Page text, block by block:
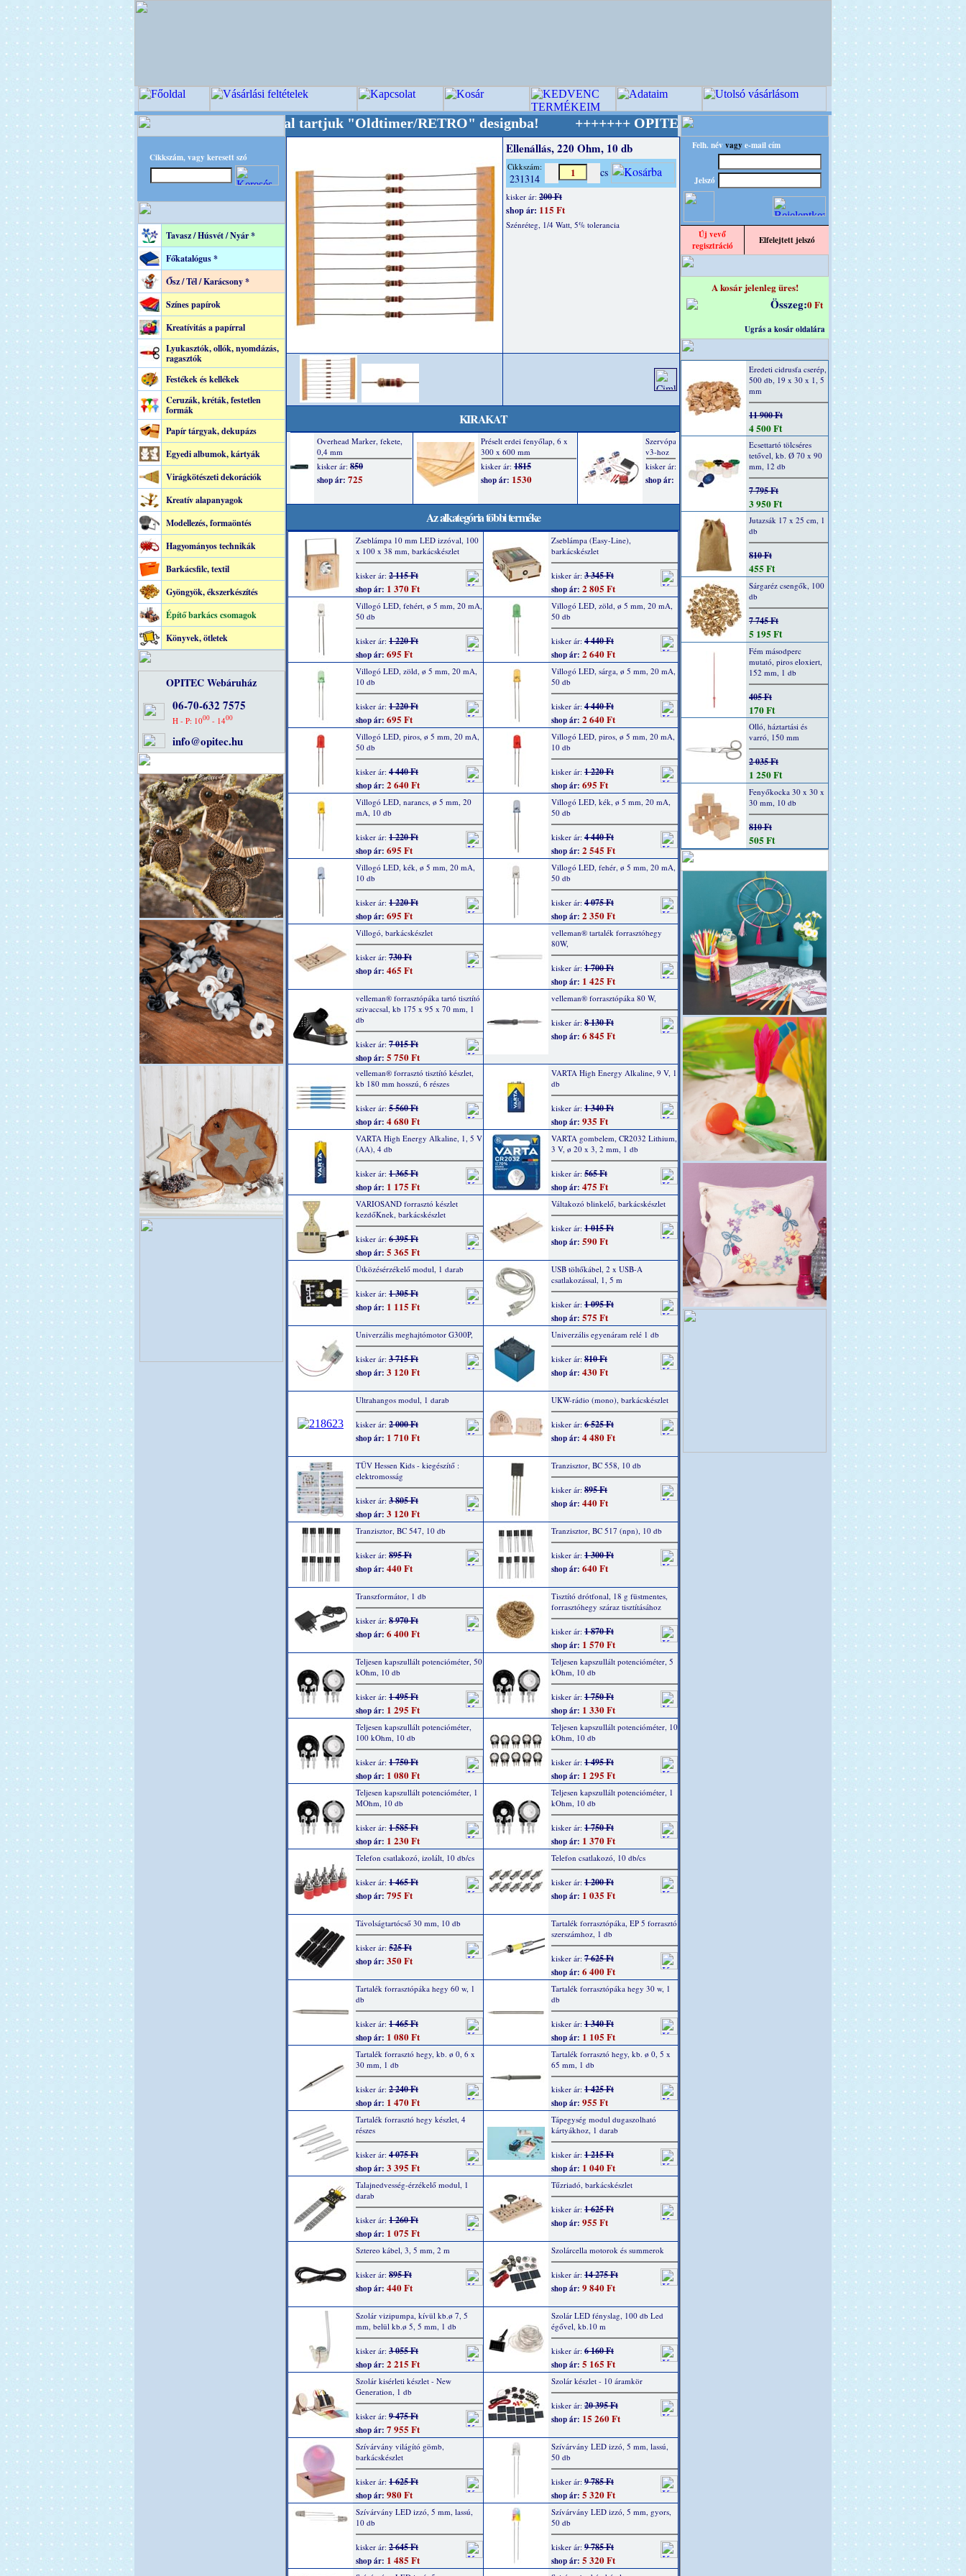
Cikkszám, vagy keresett szó
Tavasz / Húsvét / Nyár *
Főkatalógus *
Ősz / Tél / Karácsony *
Színes papírok
Kreatívitás a papírral
Lyukasztók, ollók, nyomdázás,
ragasztók
Festékek és kellékek
Ceruzák, kréták, festetlen
formák
Papír tárgyak, dekupázs
Egyedi albumok, kártyák
Virágkötészeti dekorációk
Kreatív alapanyagok
Modellezés, formaöntés
Hagyományos technikák
Barkácsfilc, textil
Gyöngyök, ékszerkészítés
Építő barkács csomagok
Könyvek, ötletek
OPITEC Webáruház
06-70-632 7575
H - P: 1000- 1400
info@opitec.hu
+++++++ Oldalunkat akarattal tartjuk "Oldtimer/RETRO" designba! +++++++ OPITEC - A Kreatív Világ Mestere! +++++++
Ellenállás, 220 Ohm, 10 db
Cikkszám:
231314 cs
kisker ár: 200 Ft
shop ár: 115 Ft
Szénréteg, 1/4 Watt, 5% tolerancia
KIRAKAT
Az alkategória többi terméke
Zseblámpa 10 mm LED izzóval, 100
x 100 x 38 mm, barkácskészlet
kisker ár: 2 115 Ft
shop ár: 1 370 Ft
Zseblámpa (Easy-Line),
barkácskészlet
kisker ár: 3 345 Ft
shop ár: 2 805 Ft
Villogó LED, fehért, ø 5 mm, 20 mA,
50 db
kisker ár: 1 220 Ft
shop ár: 695 Ft
Villogó LED, zöld, ø 5 mm, 20 mA,
50 db
kisker ár: 4 440 Ft
shop ár: 2 640 Ft
Villogó LED, zöld, ø 5 mm, 20 mA,
10 db
kisker ár: 1 220 Ft
shop ár: 695 Ft
Villogó LED, sárga, ø 5 mm, 20 mA,
50 db
kisker ár: 4 440 Ft
shop ár: 2 640 Ft
Villogó LED, piros, ø 5 mm, 20 mA,
50 db
kisker ár: 4 440 Ft
shop ár: 2 640 Ft
Villogó LED, piros, ø 5 mm, 20 mA,
10 db
kisker ár: 1 220 Ft
shop ár: 695 Ft
Villogó LED, narancs, ø 5 mm, 20
mA, 10 db
kisker ár: 1 220 Ft
shop ár: 695 Ft
Villogó LED, kék, ø 5 mm, 20 mA,
50 db
kisker ár: 4 440 Ft
shop ár: 2 545 Ft
Villogó LED, kék, ø 5 mm, 20 mA,
10 db
kisker ár: 1 220 Ft
shop ár: 695 Ft
Villogó LED, fehér, ø 5 mm, 20 mA,
50 db
kisker ár: 4 075 Ft
shop ár: 2 350 Ft
Villogó, barkácskészlet
kisker ár: 730 Ft
shop ár: 465 Ft
velleman® tartalék forrasztóhegy
80W,
kisker ár: 1 700 Ft
shop ár: 1 425 Ft
velleman® forrasztópáka tartó tisztító
szivaccsal, kb 175 x 95 x 70 mm, 1
db
kisker ár: 7 015 Ft
shop ár: 5 750 Ft
velleman® forrasztópáka 80 W,
kisker ár: 8 130 Ft
shop ár: 6 845 Ft
velleman® forrasztó tisztító készlet,
kb 180 mm hosszú, 6 részes
kisker ár: 5 560 Ft
shop ár: 4 680 Ft
VARTA High Energy Alkaline, 9 V, 1
db
kisker ár: 1 340 Ft
shop ár: 935 Ft
VARTA High Energy Alkaline, 1, 5 V
(AA), 4 db
kisker ár: 1 365 Ft
shop ár: 1 175 Ft
VARTA gombelem, CR2032 Lithium,
3 V, ø 20 x 3, 2 mm, 1 db
kisker ár: 565 Ft
shop ár: 475 Ft
VARIOSAND forrasztó készlet
kezdőKnek, barkácskészlet
kisker ár: 6 395 Ft
shop ár: 5 365 Ft
Váltakozó blinkelő, barkácskészlet
kisker ár: 1 015 Ft
shop ár: 590 Ft
Ütközésérzékelő modul, 1 darab
kisker ár: 1 305 Ft
shop ár: 1 115 Ft
USB töltőkábel, 2 x USB-A
csatlakozással, 1, 5 m
kisker ár: 1 095 Ft
shop ár: 575 Ft
Univerzális meghajtómotor G300P,
kisker ár: 3 715 Ft
shop ár: 3 120 Ft
Univerzális egyenáram relé 1 db
kisker ár: 810 Ft
shop ár: 430 Ft
Ultrahangos modul, 1 darab
kisker ár: 2 000 Ft
shop ár: 1 710 Ft
UKW-rádio (mono), barkácskészlet
kisker ár: 6 525 Ft
shop ár: 4 480 Ft
TÜV Hessen Kids - kiegészítő :
elektromosság
kisker ár: 3 805 Ft
shop ár: 3 120 Ft
Tranzisztor, BC 558, 10 db
kisker ár: 895 Ft
shop ár: 440 Ft
Tranzisztor, BC 547, 10 db
kisker ár: 895 Ft
shop ár: 440 Ft
Tranzisztor, BC 517 (npn), 10 db
kisker ár: 1 300 Ft
shop ár: 640 Ft
Transzformátor, 1 db
kisker ár: 8 970 Ft
shop ár: 6 400 Ft
Tisztító drótfonal, 18 g füstmentes,
forrasztóhegy száraz tisztításához
kisker ár: 1 870 Ft
shop ár: 1 570 Ft
Teljesen kapszullált potencióméter, 50
kOhm, 10 db
kisker ár: 1 495 Ft
shop ár: 1 295 Ft
Teljesen kapszullált potencióméter, 5
kOhm, 10 db
kisker ár: 1 750 Ft
shop ár: 1 330 Ft
Teljesen kapszullált potencióméter,
100 kOhm, 10 db
kisker ár: 1 750 Ft
shop ár: 1 080 Ft
Teljesen kapszullált potencióméter, 10
kOhm, 10 db
kisker ár: 1 495 Ft
shop ár: 1 295 Ft
Teljesen kapszullált potencióméter, 1
MOhm, 10 db
kisker ár: 1 585 Ft
shop ár: 1 230 Ft
Teljesen kapszullált potencióméter, 1
kOhm, 10 db
kisker ár: 1 750 Ft
shop ár: 1 370 Ft
Telefon csatlakozó, izolált, 10 db/cs
kisker ár: 1 465 Ft
shop ár: 795 Ft
Telefon csatlakozó, 10 db/cs
kisker ár: 1 200 Ft
shop ár: 1 035 Ft
Távolságtartócső 30 mm, 10 db
kisker ár: 525 Ft
shop ár: 350 Ft
Tartalék forrasztópáka, EP 5 forrasztó
szerszámhoz, 1 db
kisker ár: 7 625 Ft
shop ár: 6 400 Ft
Tartalék forrasztópáka hegy 60 w, 1
db
kisker ár: 1 465 Ft
shop ár: 1 080 Ft
Tartalék forrasztópáka hegy 30 w, 1
db
kisker ár: 1 340 Ft
shop ár: 1 105 Ft
Tartalék forrasztó hegy, kb. ø 0, 6 x
30 mm, 1 db
kisker ár: 2 240 Ft
shop ár: 1 470 Ft
Tartalék forrasztó hegy, kb. ø 0, 5 x
65 mm, 1 db
kisker ár: 1 425 Ft
shop ár: 955 Ft
Tartalék forrasztó hegy készlet, 4
részes
kisker ár: 4 075 Ft
shop ár: 3 395 Ft
Tápegység modul dugaszolható
kártyákhoz, 1 darab
kisker ár: 1 215 Ft
shop ár: 1 040 Ft
Talajnedvesség-érzékelő modul, 1
darab
kisker ár: 1 260 Ft
shop ár: 1 075 Ft
Tűzriadó, barkácskészlet
kisker ár: 1 625 Ft
shop ár: 955 Ft
Sztereo kábel, 3, 5 mm, 2 m
kisker ár: 895 Ft
shop ár: 440 Ft
Szolárcella motorok és summerok
kisker ár: 14 275 Ft
shop ár: 9 840 Ft
Szolár vizipumpa, kívül kb.ø 7, 5
mm, belül kb.ø 5, 5 mm, 1 db
kisker ár: 3 055 Ft
shop ár: 2 215 Ft
Szolár LED fényslag, 100 db Led
égővel, kb.10 m
kisker ár: 6 160 Ft
shop ár: 5 165 Ft
Szolár kisérleti készlet - New
Generation, 1 db
kisker ár: 9 475 Ft
shop ár: 7 955 Ft
Szolár készlet - 10 áramkör
kisker ár: 20 395 Ft
shop ár: 15 260 Ft
Szívárvány világító gömb,
barkácskészlet
kisker ár: 1 625 Ft
shop ár: 980 Ft
Szívárvány LED izzó, 5 mm, lassú,
50 db
kisker ár: 9 785 Ft
shop ár: 5 320 Ft
Szívárvány LED izzó, 5 mm, lassú,
10 db
kisker ár: 2 645 Ft
shop ár: 1 485 Ft
Szívárvány LED izzó, 5 mm, gyors,
50 db
kisker ár: 9 785 Ft
shop ár: 5 320 Ft
Felh. név vagy e-mail cím
Jelszó
Új vevő
regisztráció
Elfelejtett jelszó
A kosár jelenleg üres!
Összeg:0 Ft
Ugrás a kosár oldalára
Eredeti cidrusfa cserép,
500 db, 19 x 30 x 1, 5
mm
11 900 Ft
4 500 Ft
Ecsettartó tölcséres
tetővel, kb. Ø 70 x 90
mm, 12 db
7 795 Ft
3 950 Ft
Jutazsák 17 x 25 cm, 1
db
810 Ft
455 Ft
Sárgaréz csengők, 100
db
7 745 Ft
5 195 Ft
Fém másodperc
mutató, piros eloxiert,
152 mm, 1 db
405 Ft
170 Ft
Olló, háztartási és
varró, 150 mm
2 035 Ft
1 250 Ft
Fenyőkocka 30 x 30 x
30 mm, 10 db
810 Ft
505 Ft